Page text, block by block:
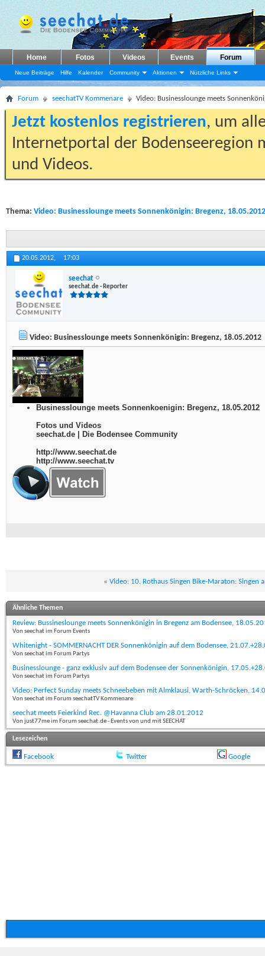
Home Fotos Videos Events Forum
Neue Beiträge Hilfe Kalender Community Aktionen Nützliche Links
Forum seechatTV Kommenare Video: Businesslounge meets
Jetzt kostenlos registrieren, um
Internetportal der Bodenseeregion
und Videos.
Thema: Video: Businesslounge meets Sonnenkönigin: Bregenz, 18.05.2012
20.05.2012, 17:03
seechat
seechat.de - Reporter
Video: Businesslounge meets Sonnenkönigin: Bregenz, 18.05.2012
Businesslounge meets Sonnenkoenigin: Bregenz, 18.05.2012
Fotos und Videos
seechat.de | Die Bodensee Community
http://www.seechat.de
http://www.seechat.tv
« Video: 10. Rothaus Singen Bike-Maraton: Singen
Ähnliche Themen
Review: Bussineslounge meets Sonnenkönigin in Bregenz am Bodensee,
Von seechat im Forum Events
Whitenight - SOMMERNACHT DER Sonnenkönigin auf dem Bodensee,
Von seechat im Forum Partys
Businesslounge - ganz exklusiv auf dem Bodensee der Sonnenkönigin,
Von seechat im Forum Partys
Video: Perfect Sunday meets Schneebeben mit Almklausi, Warth-Schröcken,
Von seechat im Forum seechatTV Kommenare
seechat meets Feierkind Rec. @Havanna Club am 28.01.2012
Von just77me im Forum seechat.de - Events von und mit SEECHAT
Lesezeichen
Facebook Twitter Google